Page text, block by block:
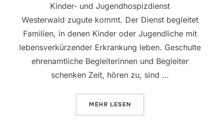
Kinder- und Jugendhospizdienst
Westerwald zugute kommt. Der Dienst begleitet
Familien, in denen Kinder oder Jugendliche mit
lebensverkürzender Erkrankung leben. Geschulte
ehrenamtliche Begleiterinnen und Begleiter
schenken Zeit, hören zu, sind …
MEHR ÜBER „WENN KUNST
LESEN